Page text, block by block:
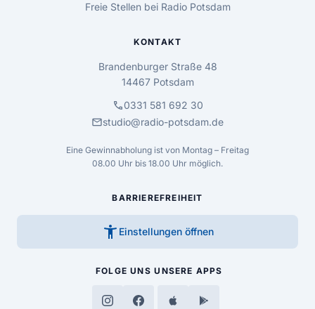
Freie Stellen bei Radio Potsdam
KONTAKT
Brandenburger Straße 48
14467 Potsdam
call0331 581 692 30
mailstudio@radio-potsdam.de
Eine Gewinnabholung ist von Montag – Freitag
08.00 Uhr bis 18.00 Uhr möglich.
BARRIEREFREIHEIT
accessibility_new Einstellungen öffnen
FOLGE UNS UNSERE APPS